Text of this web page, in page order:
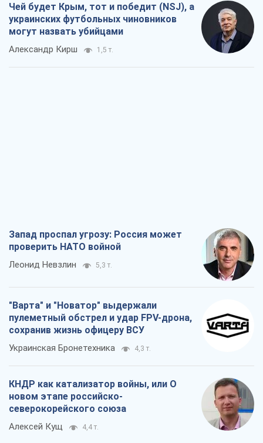
Чей будет Крым, тот и победит (NSJ), а
украинских футбольных чиновников
могут назвать убийцами
Александр Кирш 1,5 т.
Запад проспал угрозу: Россия может
проверить НАТО войной
Леонид Невзлин 5,3 т.
"Варта" и "Новатор" выдержали
пулеметный обстрел и удар FPV-дрона,
сохранив жизнь офицеру ВСУ
Украинская Бронетехника 4,3 т.
КНДР как катализатор войны, или О
новом этапе российско-
северокорейского союза
Алексей Кущ 4,4 т.